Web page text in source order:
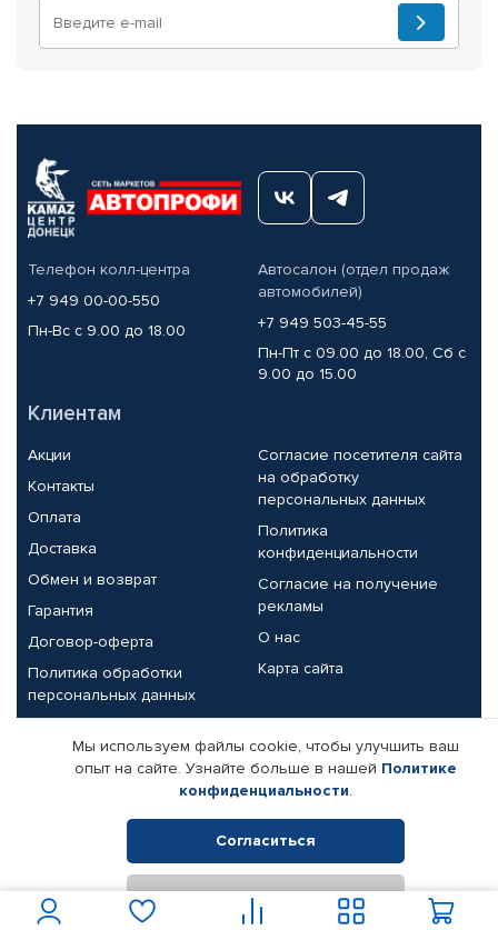
Телефон колл-центра
+7 949 00-00-550
Пн-Вс с 9.00 до 18.00
Автосалон (отдел продаж
автомобилей)
+7 949 503-45-55
Пн-Пт с 09.00 до 18.00, Сб с
9.00 до 15.00
Клиентам
Акции
Контакты
Оплата
Доставка
Обмен и возврат
Гарантия
Договор-оферта
Политика обработки
персональных данных
Согласие посетителя сайта
на обработку
персональных данных
Политика
конфиденциальности
Согласие на получение
рекламы
О нас
Карта сайта
Партнерам
Корпоративным клиентам
Поставщикам
Реквизиты компании
© КАМАЗ ЦЕНТР ДОНЕЦК, 2015-2026. Все права защищены.
Интернет-магазин автомобильных товаров Автопрофи.
Мы используем файлы cookie, чтобы улучшить ваш
опыт на сайте. Узнайте больше в нашей Политике
конфиденциальности.
Согласиться
Отклонить